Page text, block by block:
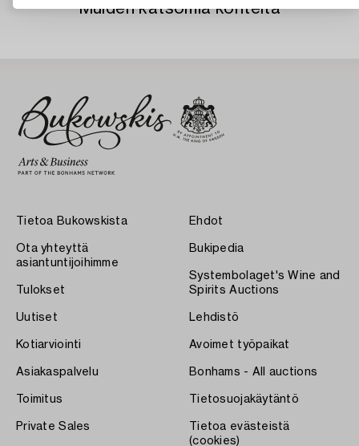
Muiden katsomia kohteita
Tietoa Bukowskista
Ota yhteyttä
asiantuntijoihimme
Tulokset
Uutiset
Kotiarviointi
Asiakaspalvelu
Toimitus
Private Sales
Ehdot
Bukipedia
Systembolaget's Wine and
Spirits Auctions
Lehdistö
Avoimet työpaikat
Bonhams - All auctions
Tietosuojakäytäntö
Tietoa evästeistä
(cookies)